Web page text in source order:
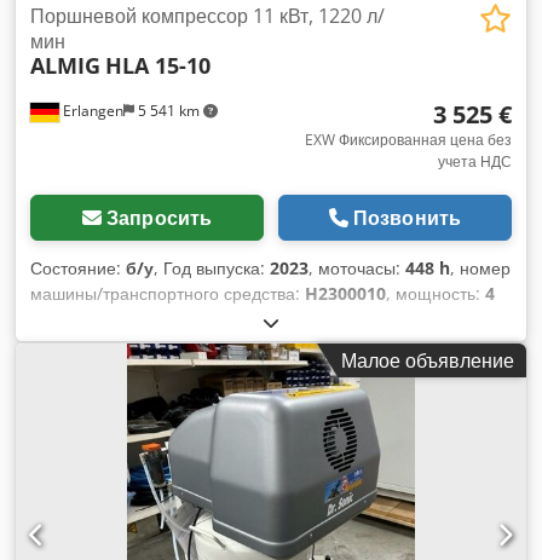
Erlangen 5 541 km
Поршневой компрессор 11 кВт, 1220 л/
мин
ALMIG HLA 15-10
3 525 €
EXW Фиксированная цена без
учета НДС
Запросить Позвонить
Состояние: б/у, Год выпуска: 2023, моточасы: 448 h, номер
машины/транспортного средства: H2300010, мощность: 4
, давление (мин.):
машина: Поршневой компрессор в наличии (Plug and Play):
ALMIG HLA 15-10 (10 бар) Dodpfx Ajx Uwtdehuock
Компрессор имеет 448 часов наработки и доступен
немедленно. 3 цилиндра Давление: 10 бар Номинальная
мощность: 11,0 кВт Объемный поток при 7 бар: 1220 л/мин
Выход сжатого воздуха: 3/4" Габариты (Ш x Г x В): 145 x 71
x 83 см Посетите наш магазин. У нас всегда большой выбор
новых и подержанных компрессоров в наличии!
Немедленно доступно.
Малое объявление